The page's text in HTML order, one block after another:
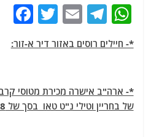
W
h
at
A
p
T
e
ra
m
E
ai
T
itt
c
b
o
*- חיילים רוסים באזור דיר א-זור:
של בחריין וטילי נ"ט טאו בסך של 3.8 מיליארד דולר.